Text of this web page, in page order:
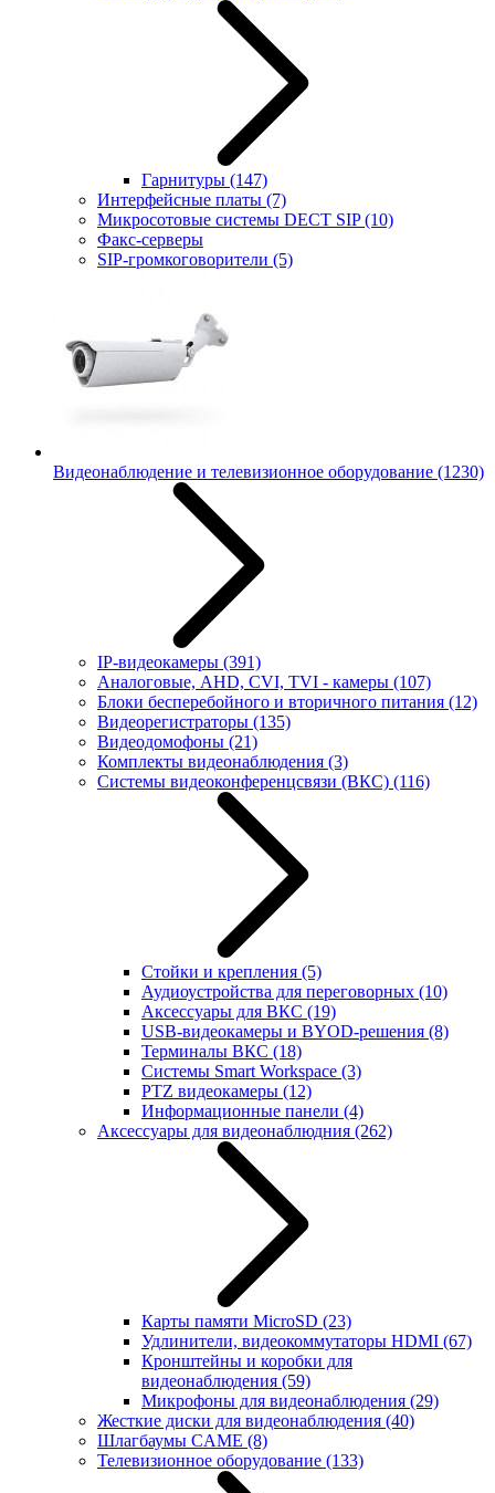
Гарнитуры (147)
Интерфейсные платы (7)
Микросотовые системы DECT SIP(10)
Факс-серверы
SIP-громкоговорители (5)
Видеонаблюдение и телевизионное оборудование (1230)
IP-видеокамеры (391)
Аналоговые, AHD, CVI, TVI - камеры (107)
Блоки бесперебойного и вторичного питания (12)
Видеорегистраторы (135)
Видеодомофоны (21)
Комплекты видеонаблюдения (3)
Системы видеоконференцсвязи (ВКС) (116)
Стойки и крепления (5)
Аудиоустройства для переговорных (10)
Аксессуары для ВКС (19)
USB-видеокамеры и BYOD-решения (8)
Терминалы ВКС (18)
Системы Smart Workspace (3)
PTZ видеокамеры (12)
Информационные панели (4)
Аксессуары для видеонаблюдния (262)
Карты памяти MicroSD (23)
Удлинители, видеокоммутаторы HDMI (67)
Кронштейны и коробки для
видеонаблюдения (59)
Микрофоны для видеонаблюдения (29)
Жесткие диски для видеонаблюдения (40)
Шлагбаумы CAME (8)
Телевизионное оборудование (133)